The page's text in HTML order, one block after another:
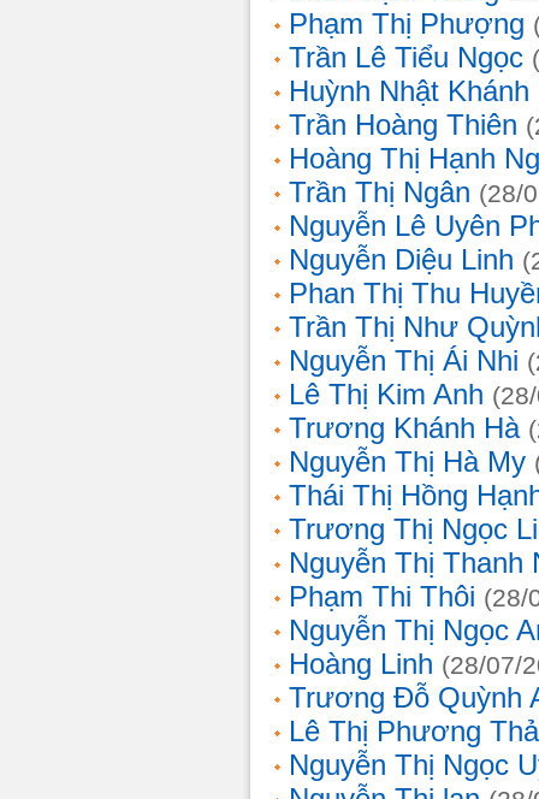
Phạm Thị Phượng
Trần Lê Tiểu Ngọc
Huỳnh Nhật Khánh
Trần Hoàng Thiên
Hoàng Thị Hạnh
Trần Thị Ngân (28/
Nguyễn Lê Uyên
Nguyễn Diệu Linh
Phan Thị Thu
Trần Thị Như
Nguyễn Thị Ái Nhi
Lê Thị Kim Anh
Trương Khánh Hà
Nguyễn Thị Hà My
Thái Thị Hồng
Trương Thị Ngọc
Nguyễn Thị Thanh
Phạm Thi Thôi (28/
Nguyễn Thị Ngọc
Hoàng Linh (28/07/
Trương Đỗ Quỳnh
Lê Thị Phương
Nguyễn Thị Ngọc